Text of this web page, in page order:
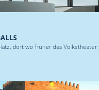
dort wo früher das Volkstheater